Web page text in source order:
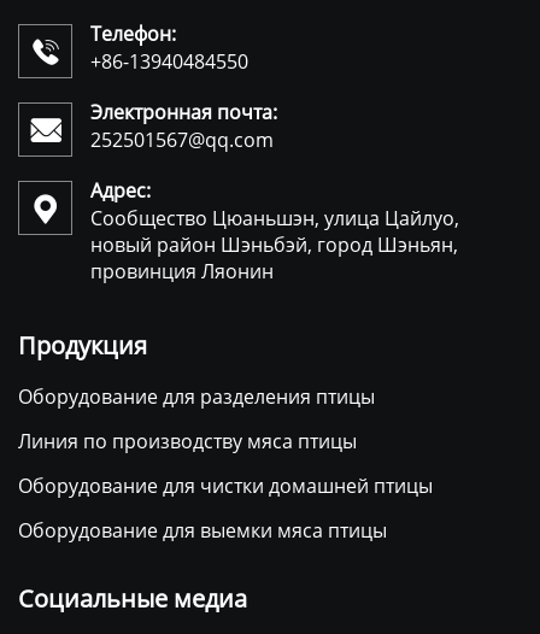

Телефон:
+86-13940484550

Электронная почта:
252501567@qq.com

Адрес:
Сообщество Цюаньшэн, улица Цайлуо,
новый район Шэньбэй, город Шэньян,
провинция Ляонин
Продукция
Оборудование для разделения птицы
Линия по производству мяса птицы
Оборудование для чистки домашней птицы
Оборудование для выемки мяса птицы
Социальные медиа